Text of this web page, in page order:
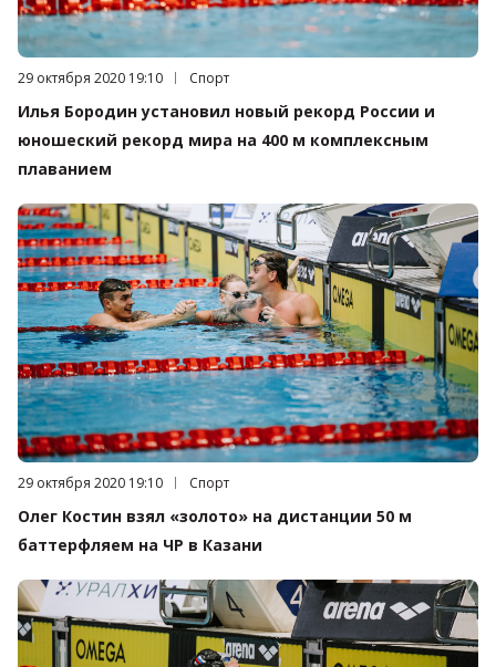
Дата публикации:
29 октября 2020 19:10 Категория:
Спорт
Илья Бородин установил новый рекорд России и
юношеский рекорд мира на 400 м комплексным
плаванием
Дата публикации:
29 октября 2020 19:10 Категория:
Спорт
Олег Костин взял «золото» на дистанции 50 м
баттерфляем на ЧР в Казани